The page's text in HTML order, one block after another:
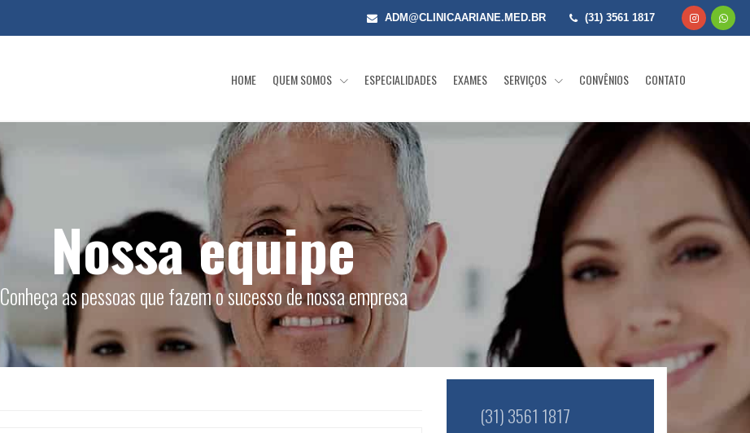
ADM@CLINICAARIANE.MED.BR (31) 3561 1817
HOME QUEM SOMOS ESPECIALIDADES EXAMES SERVIÇOS CONVÊNIOS CONTATO
Nossa equipe
Conheça as pessoas que fazem o sucesso de nossa empresa
(31) 3561 1817